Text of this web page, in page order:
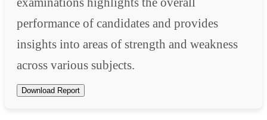
performance of candidates and provides
insights into areas of strength and weakness
across various subjects.
Download Report